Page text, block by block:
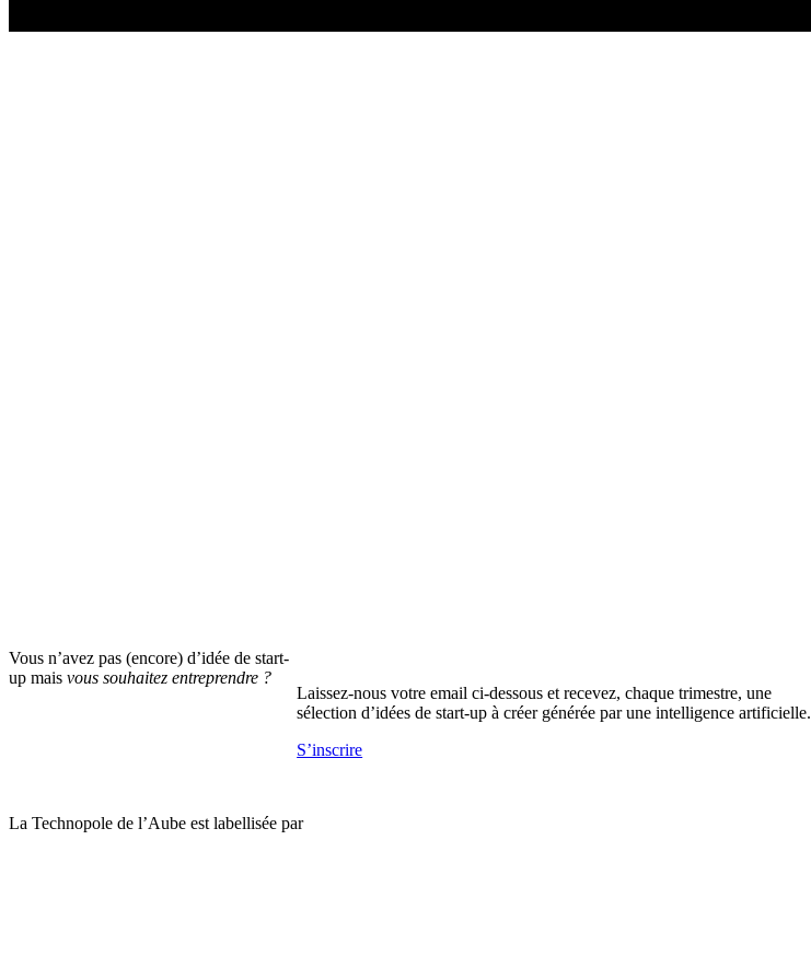
Vous n’avez pas (encore) d’idée de start-
up mais vous souhaitez entreprendre ?
Laissez-nous votre email ci-dessous et recevez, chaque trimestre, une
sélection d’idées de start-up à créer générée par une intelligence artificielle.
S’inscrire
La Technopole de l’Aube est labellisée par